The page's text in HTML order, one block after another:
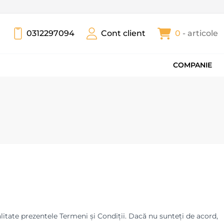
0312297094 Cont client 0 - articole
COMPANIE
prezentele Termeni și Condiții. Dacă nu sunteți de acord,